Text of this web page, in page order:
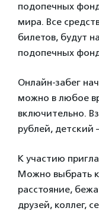
подопечных
мира. Все
билетов, будут
подопечных
Онлайн-забег
можно в любое
включительно.
рублей, детский
К участию
Можно выбрать
расстояние,
друзей, коллег,